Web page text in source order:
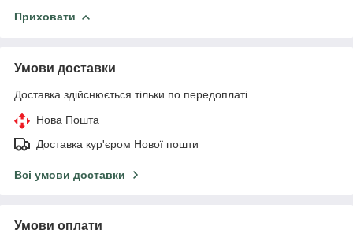
Приховати
Умови доставки
Доставка здійснюється тільки по передоплаті.
Нова Пошта
Доставка кур'єром Нової пошти
Всі умови доставки
Умови оплати